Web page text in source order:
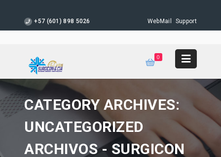
+57 (601) 898 5026 WebMail Support
0
CATEGORY ARCHIVES:
UNCATEGORIZED
ARCHIVOS - SURGICON